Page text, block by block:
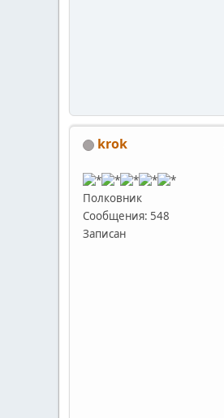
krok
Полковник
Сообщения: 548
Записан